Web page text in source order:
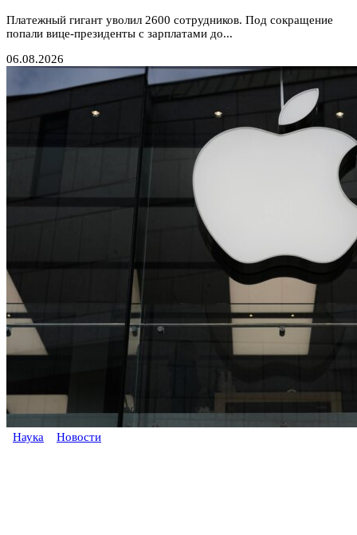
Платежный гигант уволил 2600 сотрудников. Под сокращение
попали вице-президенты с зарплатами до...
06.08.2026
Наука Новости